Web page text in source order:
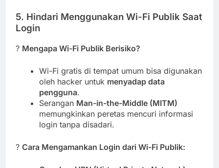
5. Hindari Menggunakan Wi-Fi Publik Saat
Login
? Mengapa Wi-Fi Publik Berisiko?
Wi-Fi gratis di tempat umum bisa digunakan
oleh hacker untuk menyadap data
pengguna.
Serangan Man-in-the-Middle (MITM)
memungkinkan peretas mencuri informasi
login tanpa disadari.
? Cara Mengamankan Login dari Wi-Fi Publik: